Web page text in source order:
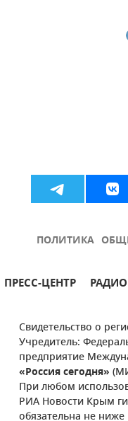
ПОЛИТИКА
ПРЕСС-ЦЕНТР РАДИО
Свидетельство о
Учредитель:
предприятие
«Россия сегодня»
При любом
РИА Новости Крым
обязательна не ниже